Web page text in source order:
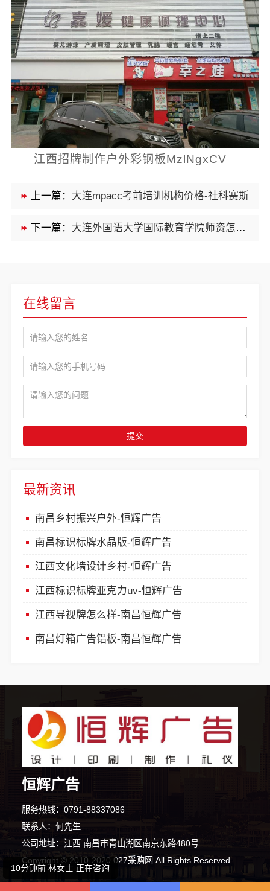
江西招牌制作户外彩钢板MzlNgxCV
上一篇： 大连mpacc考前培训机构价格-社科赛斯
下一篇： 大连外国语大学国际教育学院师资怎么样线上报名
最新资讯
南昌乡村振兴户外-恒辉广告
南昌标识标牌水晶版-恒辉广告
江西文化墙设计乡村-恒辉广告
江西标识标牌亚克力uv-恒辉广告
江西导视牌怎么样-南昌恒辉广告
南昌灯箱广告铝板-南昌恒辉广告
在线留言
提交
恒辉广告
服务热线：0791-88337086
联系人：何先生
公司地址：江西 南昌市青山湖区南京东路480号
Copyright © 2010-2020 027采购网 All Rights Reserved
1分钟前 马小姐 正在咨询
5分钟前 王先生 正在咨询
4分钟前 廖女士 正在咨询
3分钟前 段女士 正在咨询
6分钟前 潘女士 正在咨询
7分钟前 韩先生 正在咨询
10分钟前 林女士 正在咨询